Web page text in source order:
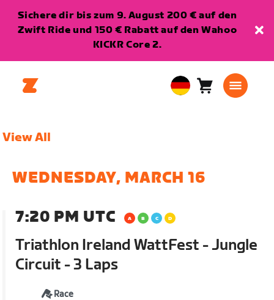
Sichere dir bis zum 9. August 200 € auf den
Zwift Ride und 150 € Rabatt auf den Wahoo
KICKR Core 2.
EuropeanWarenkorb
View All
WEDNESDAY, MARCH 16
7:20 PM UTC
Triathlon Ireland WattFest - Jungle
Circuit - 3 Laps
Race